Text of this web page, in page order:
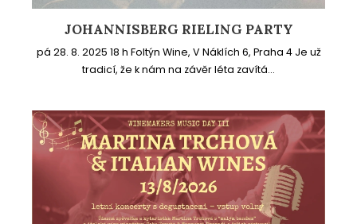
JOHANNISBERG RIELING PARTY
pá 28. 8. 2025 18 h Foltýn Wine, V Náklích 6, Praha 4 Je už
tradicí, že k nám na závěr léta zavítá...